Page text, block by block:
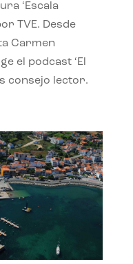
‘Escala
TVE. Desde
Carmen
el podcast ‘El
consejo lector.